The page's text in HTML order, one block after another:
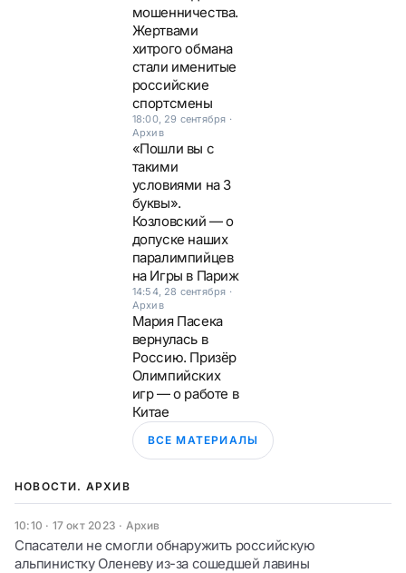
мошенничества.
Жертвами
хитрого обмана
стали именитые
российские
спортсмены
18:00, 29 сентября ·
Архив
«Пошли вы с
такими
условиями на 3
буквы».
Козловский — о
допуске наших
паралимпийцев
на Игры в Париж
14:54, 28 сентября ·
Архив
Мария Пасека
вернулась в
Россию. Призёр
Олимпийских
игр — о работе в
Китае
ВСЕ МАТЕРИАЛЫ
НОВОСТИ. АРХИВ
10:10 · 17 окт 2023 · Архив
Спасатели не смогли обнаружить российскую
альпинистку Оленеву из-за сошедшей лавины